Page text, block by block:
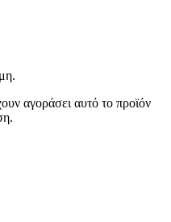
αγοράσει αυτό το προϊόν